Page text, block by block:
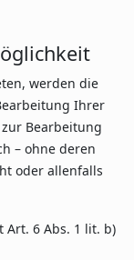
werden die
Ihrer
Bearbeitung
– ohne deren
oder allenfalls
6 Abs. 1 lit. b)